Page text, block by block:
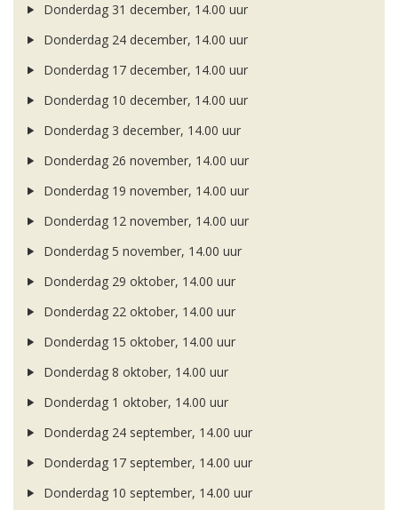
Donderdag 31 december, 14.00 uur
Donderdag 24 december, 14.00 uur
Donderdag 17 december, 14.00 uur
Donderdag 10 december, 14.00 uur
Donderdag 3 december, 14.00 uur
Donderdag 26 november, 14.00 uur
Donderdag 19 november, 14.00 uur
Donderdag 12 november, 14.00 uur
Donderdag 5 november, 14.00 uur
Donderdag 29 oktober, 14.00 uur
Donderdag 22 oktober, 14.00 uur
Donderdag 15 oktober, 14.00 uur
Donderdag 8 oktober, 14.00 uur
Donderdag 1 oktober, 14.00 uur
Donderdag 24 september, 14.00 uur
Donderdag 17 september, 14.00 uur
Donderdag 10 september, 14.00 uur